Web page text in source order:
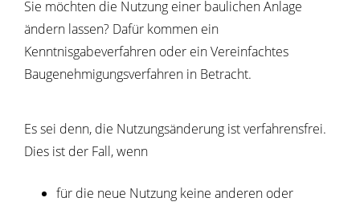
Sie möchten die Nutzung einer baulichen Anlage
ändern lassen? Dafür kommen ein
Kenntnisgabeverfahren oder ein Vereinfachtes
Baugenehmigungsverfahren in Betracht.
Es sei denn, die Nutzungsänderung ist verfahrensfrei.
Dies ist der Fall, wenn
für die neue Nutzung keine anderen oder